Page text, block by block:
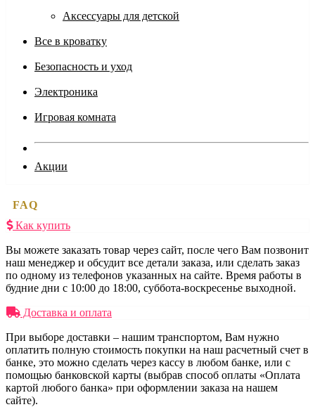
Аксессуары для детской
Все в кроватку
Безопасность и уход
Электроника
Игровая комната
Акции
FAQ
Как купить
Вы можете заказать товар через сайт, после чего Вам позвонит
наш менеджер и обсудит все детали заказа, или сделать заказ
по одному из телефонов указанных на сайте. Время работы в
будние дни с 10:00 до 18:00, суббота-воскресенье выходной.
Доставка и оплата
При выборе доставки – нашим транспортом, Вам нужно
оплатить полную стоимость покупки на наш расчетный счет в
банке, это можно сделать через кассу в любом банке, или с
помощью банковской карты (выбрав способ оплаты «Оплата
картой любого банка» при оформлении заказа на нашем
сайте).